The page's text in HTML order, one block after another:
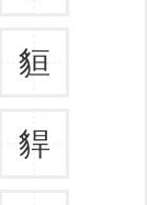
貆
貋